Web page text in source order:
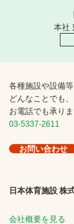
本社
各種施設や設備
どんなことでも
お電話でも承り
03-5337-2611
お問い合わせ
日本体育施設 株
会社概要を見る